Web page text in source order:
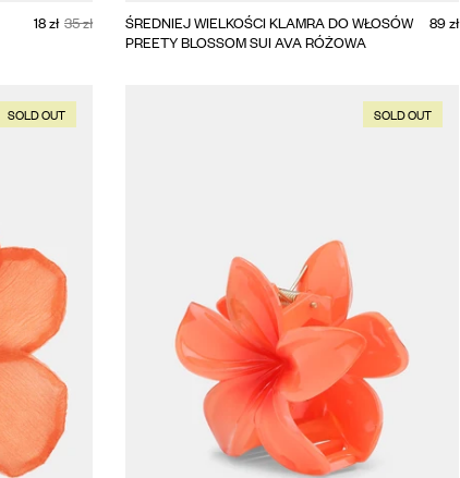
18 zł 35 zł
ŚREDNIEJ WIELKOŚCI KLAMRA DO WŁOSÓW
PREETY BLOSSOM SUI AVA RÓŻOWA
89 zł
SOLD OUT SOLD OUT